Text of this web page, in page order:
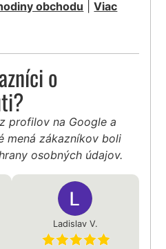
obchodu |Viac
o
profilov na Google a
mená zákazníkov boli
osobných údajov.
Ladislav V.